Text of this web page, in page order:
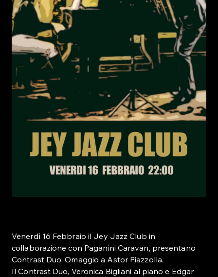
Venerdì 16 Febbraio il Jey Jazz Club in
collaborazione con Paganini Caravan, presentano
Contrast Duo: Omaggio a Astor Piazzolla.
Il Contrast Duo, Veronica Bigliani al piano e Edgar